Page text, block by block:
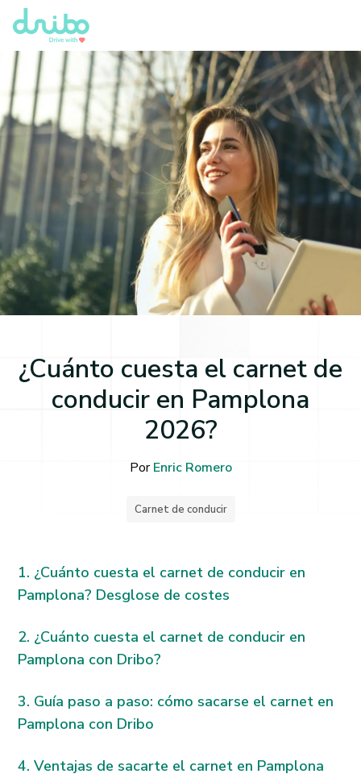
¿Cuánto cuesta el carnet de
conducir en Pamplona
2026?
Por Enric Romero
Carnet de conducir
¿Cuánto cuesta el carnet de conducir en
Pamplona? Desglose de costes
¿Cuánto cuesta el carnet de conducir en
Pamplona con Dribo?
Guía paso a paso: cómo sacarse el carnet en
Pamplona con Dribo
Ventajas de sacarte el carnet en Pamplona